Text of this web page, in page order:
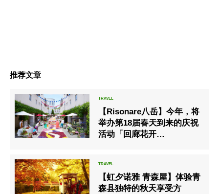
推荐文章
【Risonare八岳】今年，将
举办第18届春天到来的庆祝
活动「回廊花开
【虹夕诺雅 青森屋】体验青
森县独特的秋天享受方